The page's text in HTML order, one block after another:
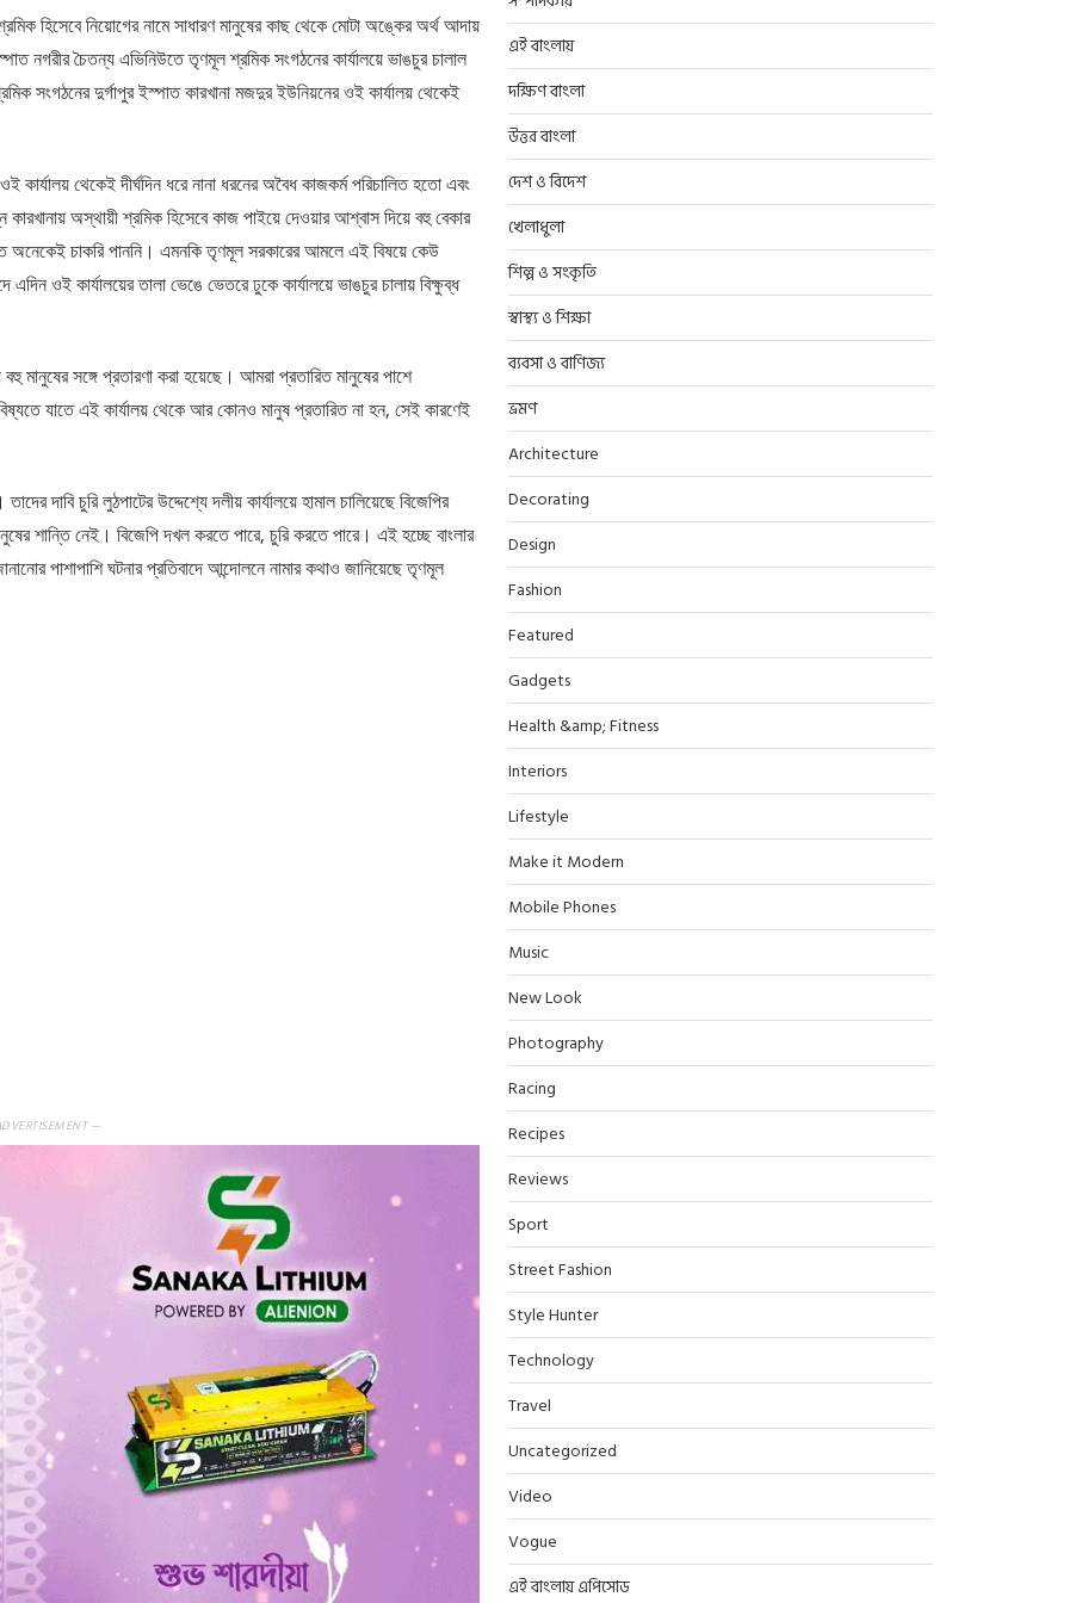
হিসেবে নিয়োগের নামে সাধারণ মানুষের কাছ থেকে মোটা অঙ্কের অর্থ আদায়
নগরীর চৈতন্য এভিনিউতে তৃণমূল শ্রমিক সংগঠনের কার্যালয়ে ভাঙচুর চালাল
সংগঠনের দুর্গাপুর ইস্পাত কারখানা মজদুর ইউনিয়নের ওই কার্যালয় থেকেই
থেকেই দীর্ঘদিন ধরে নানা ধরনের অবৈধ কাজকর্ম পরিচালিত হতো এবং
অস্থায়ী শ্রমিক হিসেবে কাজ পাইয়ে দেওয়ার আশ্বাস দিয়ে বহু বেকার
অনেকেই চাকরি পাননি। এমনকি তৃণমূল সরকারের আমলে এই বিষয়ে কেউ
ওই কার্যালয়ের তালা ভেঙে ভেতরে ঢুকে কার্যালয়ে ভাঙচুর চালায় বিক্ষুব্ধ
বহু মানুষের সঙ্গে প্রতারণা করা হয়েছে। আমরা প্রতারিত মানুষের পাশে
যাতে এই কার্যালয় থেকে আর কোনও মানুষ প্রতারিত না হন, সেই কারণেই
দাবি চুরি লুঠপাটের উদ্দেশ্যে দলীয় কার্যালয়ে হামাল চালিয়েছে বিজেপির
শান্তি নেই। বিজেপি দখল করতে পারে, চুরি করতে পারে। এই হচ্ছে বাংলার
পাশাপাশি ঘটনার প্রতিবাদে আন্দোলনে নামার কথাও জানিয়েছে তৃণমূল
—
এই বাংলায়
দক্ষিণ বাংলা
উত্তর বাংলা
দেশ ও বিদেশ
খেলাধুলা
শিল্প ও সংকৃতি
স্বাস্থ্য ও শিক্ষা
ব্যবসা ও বাণিজ্য
ভ্রমণ
Architecture
Decorating
Design
Fashion
Featured
Gadgets
Health &amp; Fitness
Interiors
Lifestyle
Make it Modern
Mobile Phones
Music
New Look
Photography
Racing
Recipes
Reviews
Sport
Street Fashion
Style Hunter
Technology
Travel
Uncategorized
Video
Vogue
এই বাংলায় এপিসোড